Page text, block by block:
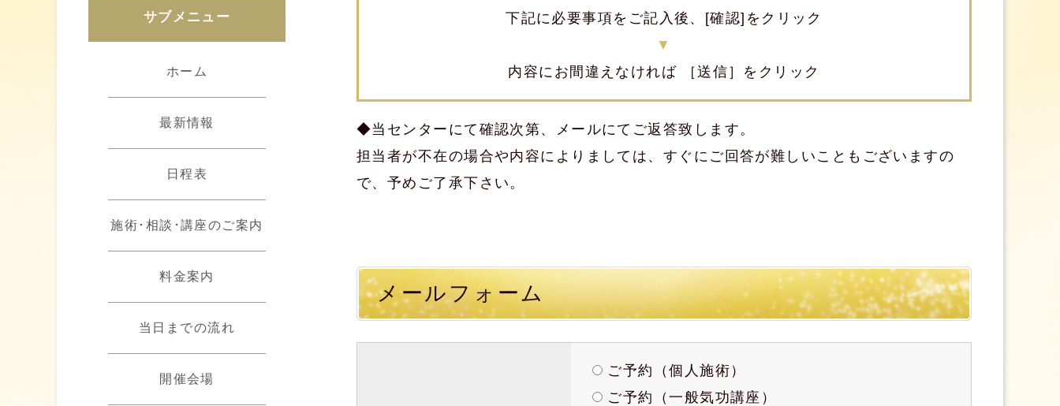
下記に必要事項をご記入後、[確認]をクリック
▼
内容にお間違えなければ ［送信］をクリック
◆当センターにて確認次第、メールにてご返答致します。
担当者が不在の場合や内容によりましては、すぐにご回答が難しいこともございますの
で、予めご了承下さい。
メールフォーム
ご予約（個人施術）
ご予約（一般気功講座）
サブメニュー
ホーム
最新情報
日程表
施術･相談･講座のご案内
料金案内
当日までの流れ
開催会場